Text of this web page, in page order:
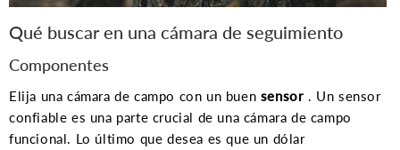
Qué buscar en una cámara de seguimiento
Componentes
Elija una cámara de campo con un buen sensor . Un sensor
confiable es una parte crucial de una cámara de campo
funcional. Lo último que desea es que un dólar